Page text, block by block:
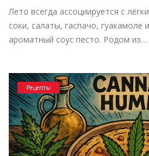
Лето всегда ассоциируется с
соки, салаты, гаспачо, гуакамоле
ароматный соус песто. Родом из…
Рецепты